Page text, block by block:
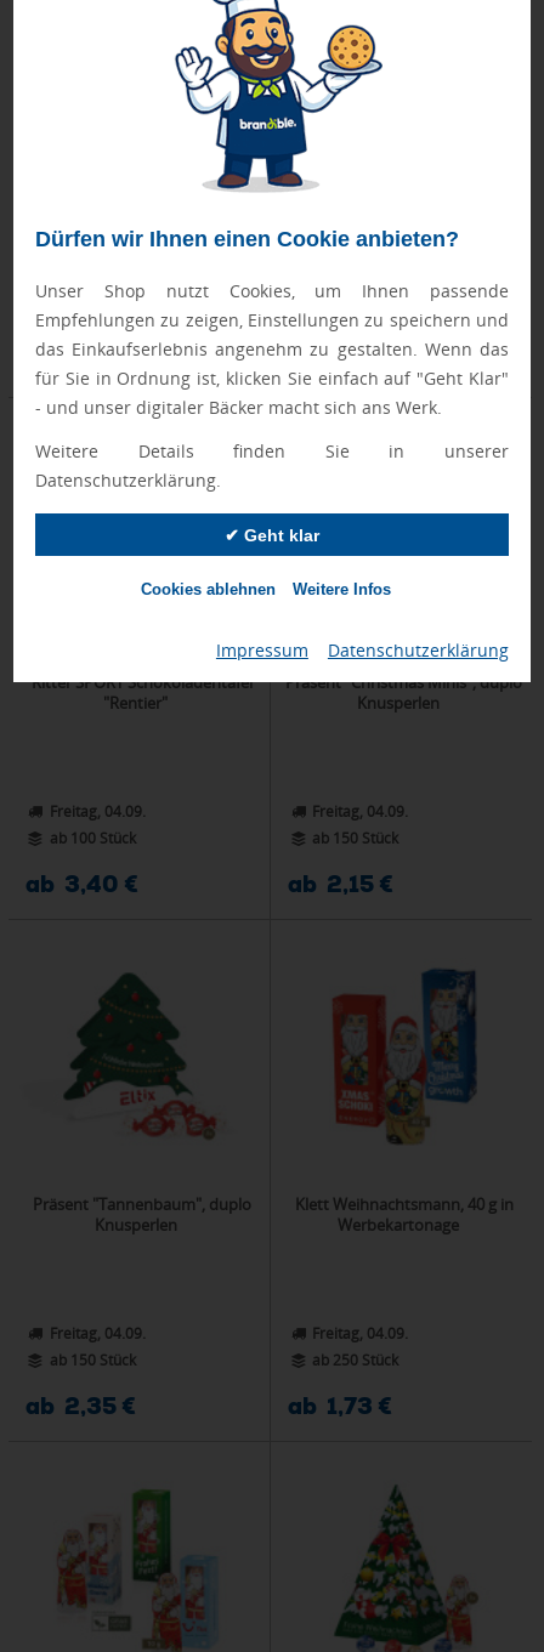
Dürfen wir Ihnen einen Cookie anbieten?
Unser Shop nutzt Cookies, um Ihnen passende
Empfehlungen zu zeigen, Einstellungen zu speichern und
das Einkaufserlebnis angenehm zu gestalten. Wenn das
für Sie in Ordnung ist, klicken Sie einfach auf "Geht Klar"
- und unser digitaler Bäcker macht sich ans Werk.
Weitere Details finden Sie in unserer
Datenschutzerklärung.
✔ Geht klar
Cookies ablehnen Weitere Infos
Impressum Datenschutzerklärung
Präsent "Tannenbaum", Fairtrade®
Freitag, 04.09.
ab 150 Stück
ab 2,35 €
Paperbox "Christmas", duplo
Freitag, 04.09.
ab 250 Stück
ab 2,35 €
Ritter SPORT Schokoladentafel
"Rentier"
Freitag, 04.09.
ab 100 Stück
ab 3,40 €
Präsent "Christmas Minis", duplo
Knusperlen
Freitag, 04.09.
ab 150 Stück
ab 2,15 €
Präsent "Tannenbaum", duplo
Knusperlen
Freitag, 04.09.
ab 150 Stück
ab 2,35 €
Klett Weihnachtsmann, 40 g in
Werbekartonage
Freitag, 04.09.
ab 250 Stück
ab 1,73 €